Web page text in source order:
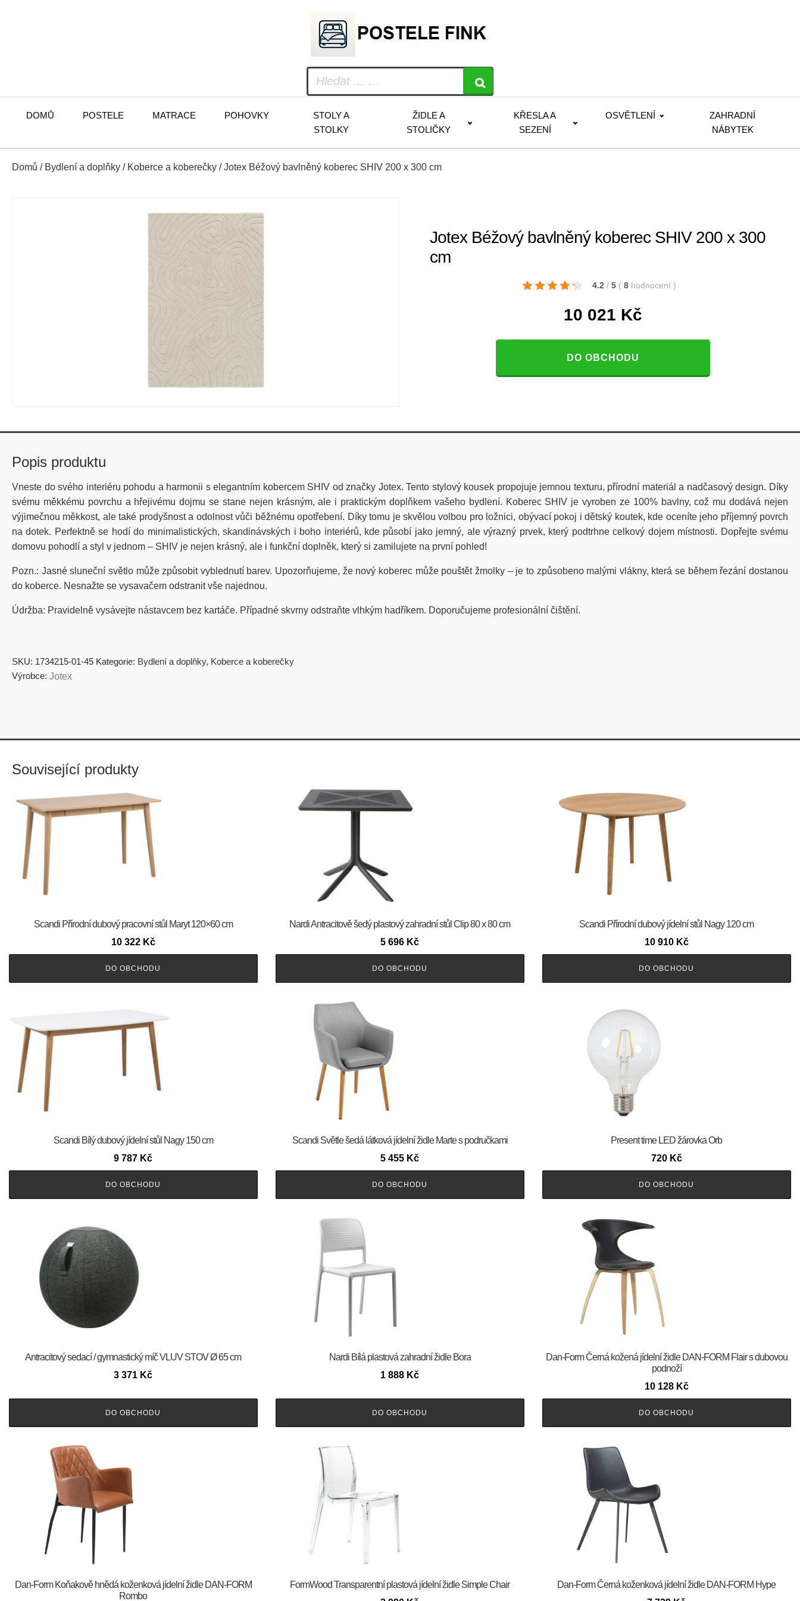
DOMŮ POSTELE MATRACE POHOVKY
STOLY A
STOLKY
ŽIDLE A
STOLIČKY
KŘESLA A
SEZENÍ
OSVĚTLENÍ
ZAHRADNÍ
NÁBYTEK
Domů / Bydlení a doplňky / Koberce a koberečky / Jotex Béžový bavlněný koberec SHIV 200 x 300 cm
Jotex Béžový bavlněný koberec SHIV 200 x 300
cm
4.2 / 5 ( 8 hodnocení )
10 021 Kč
DO OBCHODU
Popis produktu
Vneste do svého interiéru pohodu a harmonii s elegantním kobercem SHIV od značky Jotex. Tento stylový kousek propojuje jemnou texturu, přírodní materiál a nadčasový design. Díky
svému měkkému povrchu a hřejivému dojmu se stane nejen krásným, ale i praktickým doplňkem vašeho bydlení. Koberec SHIV je vyroben ze 100% bavlny, což mu dodává nejen
výjimečnou měkkost, ale také prodyšnost a odolnost vůči běžnému opotřebení. Díky tomu je skvělou volbou pro ložnici, obývací pokoj i dětský koutek, kde oceníte jeho příjemný povrch
na dotek. Perfektně se hodí do minimalistických, skandinávských i boho interiérů, kde působí jako jemný, ale výrazný prvek, který podtrhne celkový dojem místnosti. Dopřejte svému
domovu pohodlí a styl v jednom – SHIV je nejen krásný, ale i funkční doplněk, který si zamilujete na první pohled!
Pozn.: Jasné sluneční světlo může způsobit vyblednutí barev. Upozorňujeme, že nový koberec může pouštět žmolky – je to způsobeno malými vlákny, která se během řezání dostanou
do koberce. Nesnažte se vysavačem odstranit vše najednou.
Údržba: Pravidelně vysávejte nástavcem bez kartáče. Případné skvrny odstraňte vlhkým hadříkem. Doporučujeme profesionální čištění.
SKU: 1734215-01-45 Kategorie: Bydlení a doplňky, Koberce a koberečky
Výrobce: Jotex
Související produkty
Scandi Přírodní dubový pracovní stůl Maryt 120×60 cm
10 322 Kč
DO OBCHODU
Nardi Antracitově šedý plastový zahradní stůl Clip 80 x 80 cm
5 696 Kč
DO OBCHODU
Scandi Přírodní dubový jídelní stůl Nagy 120 cm
10 910 Kč
DO OBCHODU
Scandi Bílý dubový jídelní stůl Nagy 150 cm
9 787 Kč
DO OBCHODU
Scandi Světle šedá látková jídelní židle Marte s područkami
5 455 Kč
DO OBCHODU
Present time LED žárovka Orb
720 Kč
DO OBCHODU
Antracitový sedací / gymnastický míč VLUV STOV Ø 65 cm
3 371 Kč
DO OBCHODU
Nardi Bílá plastová zahradní židle Bora
1 888 Kč
DO OBCHODU
​​​​​Dan-Form Černá kožená jídelní židle DAN-FORM Flair s dubovou
podnoží
10 128 Kč
DO OBCHODU
​​​​​Dan-Form Koňakově hnědá koženková jídelní židle DAN-FORM
Rombo
FormWood Transparentní plastová jídelní židle Simple Chair
​​​​​Dan-Form Černá koženková jídelní židle DAN-FORM Hype